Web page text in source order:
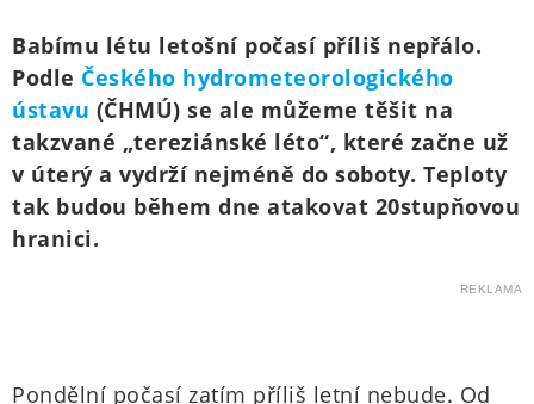
Babímu létu letošní počasí příliš nepřálo.
Podle Českého hydrometeorologického
ústavu (ČHMÚ) se ale můžeme těšit na
takzvané „tereziánské léto“, které začne už
v úterý a vydrží nejméně do soboty. Teploty
tak budou během dne atakovat 20stupňovou
hranici.
REKLAMA
Pondělní počasí zatím příliš letní nebude. Od